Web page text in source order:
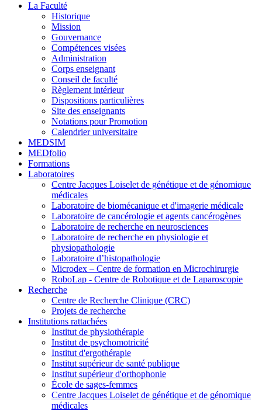
La Faculté
Historique
Mission
Gouvernance
Compétences visées
Administration
Corps enseignant
Conseil de faculté
Règlement intérieur
Dispositions particulières
Site des enseignants
Notations pour Promotion
Calendrier universitaire
MEDSIM
MEDfolio
Formations
Laboratoires
Centre Jacques Loiselet de génétique et de génomique
médicales
Laboratoire de biomécanique et d'imagerie médicale
Laboratoire de cancérologie et agents cancérogènes
Laboratoire de recherche en neurosciences
Laboratoire de recherche en physiologie et
physiopathologie
Laboratoire d’histopathologie
Microdex – Centre de formation en Microchirurgie
RoboLap - Centre de Robotique et de Laparoscopie
Recherche
Centre de Recherche Clinique (CRC)
Projets de recherche
Institutions rattachées
Institut de physiothérapie
Institut de psychomotricité
Institut d'ergothérapie
Institut supérieur de santé publique
Institut supérieur d'orthophonie
École de sages-femmes
Centre Jacques Loiselet de génétique et de génomique
médicales